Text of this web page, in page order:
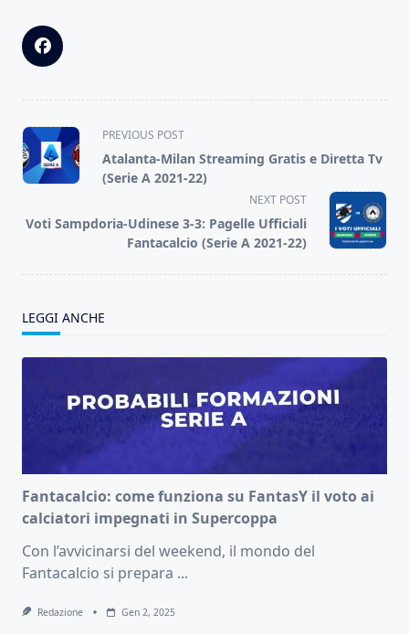
<span
class="nav-
subtitle
reader-
text">Page</span>
PREVIOUS POST
Atalanta-Milan Streaming Gratis e Diretta Tv
(Serie A 2021-22)
NEXT POST
Voti Sampdoria-Udinese 3-3: Pagelle Ufficiali
Fantacalcio (Serie A 2021-22)
LEGGI ANCHE
Fantacalcio: come funziona su FantasY il voto ai
calciatori impegnati in Supercoppa
Con l’avvicinarsi del weekend, il mondo del
Fantacalcio si prepara ...
Redazione Gen 2, 2025